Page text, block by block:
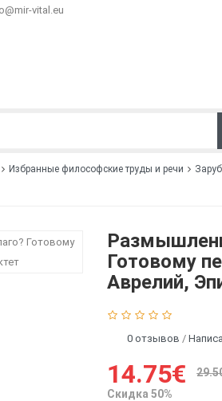
vital.eu
Избранные философские труды и речи
Готовому
Аврелий,
0 отзывов /
14.75€
Скидка 50%